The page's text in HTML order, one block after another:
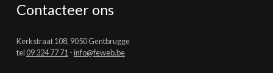
Contacteer ons
Kerkstraat 108, 9050 Gentbrugge
tel09 324 77 71-info@feweb.be